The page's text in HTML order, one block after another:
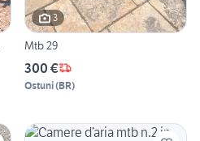
3
Mtb 29
300 €
Ostuni(BR)